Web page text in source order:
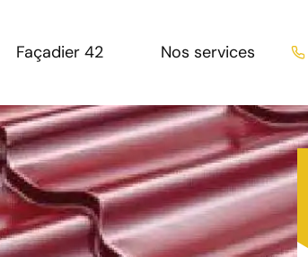
Façadier 42 Nos services